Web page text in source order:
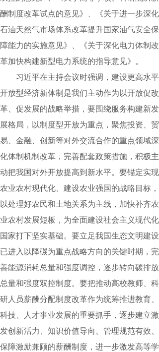
酬制度改革试点的意见》、《关于进一步深化
石油天然气市场体系改革提升国家油气安全保
障能力的实施意见》、《关于深化电力体制改
革加快构建新型电力系统的指导意见》。
习近平在主持会议时强调，建设更高水平
开放型经济新体制是我们主动作为以开放促改
革、促发展的战略举措，要围绕服务构建新发
展格局，以制度型开放为重点，聚焦投资、贸
易、金融、创新等对外交流合作的重点领域深
化体制机制改革，完善配套政策措施，积极主
动把我国对外开放提高到新水平。要锚定实现
农业农村现代化、建设农业强国的战略目标，
以处理好农民和土地关系为主线，加快补齐农
业农村发展短板，为全面建设社会主义现代化
国家打下坚实基础。要立足我国生态文明建设
已进入以降碳为重点战略方向的关键时期，完
善能源消耗总量和强度调控，逐步转向碳排放
总量和强度双控制度。要把推动高校教师、科
研人员薪酬分配制度改革作为统筹推进教育、
科技、人才事业发展的重要抓手，逐步建立激
发创新活力、知识价值导向、管理规范有效、
保障激励兼顾的薪酬制度，进一步激发高等学